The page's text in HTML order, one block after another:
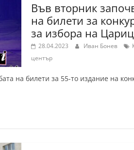
Във вторник
на билети за
за избора на
28.04.2023 Иван Бонев
център
на билети за 55-то издание на